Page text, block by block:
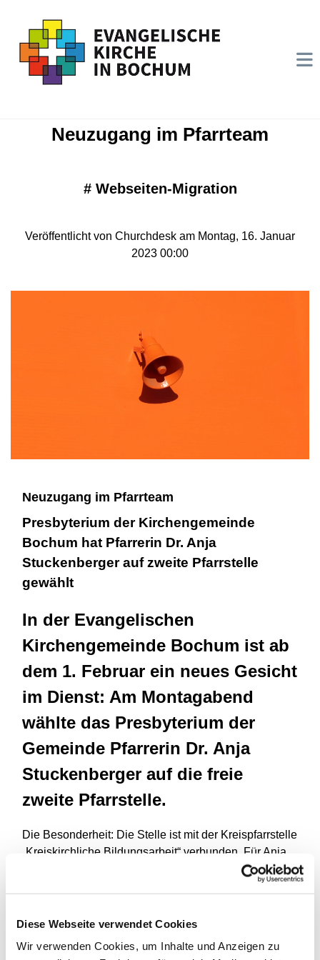
Diese Webseite verwendet Cookies
Wir verwenden Cookies, um Inhalte und Anzeigen zu
Neuzugang im Pfarrteam
# Webseiten-Migration
Veröffentlicht von Churchdesk am Montag, 16. Januar
2023 00:00
Neuzugang im Pfarrteam
Presbyterium der Kirchengemeinde
Bochum hat Pfarrerin Dr. Anja
Stuckenberger auf zweite Pfarrstelle
gewählt
In der Evangelischen
Kirchengemeinde Bochum ist ab
dem 1. Februar ein neues Gesicht
im Dienst: Am Montagabend
wählte das Presbyterium der
Gemeinde Pfarrerin Dr. Anja
Stuckenberger auf die freie
zweite Pfarrstelle.
Die Besonderheit: Die Stelle ist mit der Kreispfarrstelle
„Kreiskirchliche Bildungsarbeit“ verbunden. Für Anja
Stuckenberger bedeutet das viel Abwechslung in
der anderen Hälfte ihrer Zeit weiter die Evangelische